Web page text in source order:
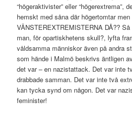
“högeraktivister” eller “högerextrema”,
hemskt med såna där högertomtar men
VÄNSTEREXTREMISTERNA DÅ??
man, för opartiskhetens skull?, lyfta
våldsamma människor även på andra
som hände i Malmö beskrivs äntligen
det var – en nazistattack. Det var inte
drabbade samman. Det var inte två
kan tycka synd om någon. Det var
feminister!